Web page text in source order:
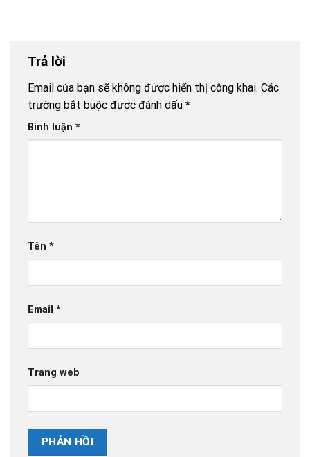
Trả lời
Email của bạn sẽ không được hiển thị công khai. Các
trường bắt buộc được đánh dấu *
Bình luận *
Tên *
Email *
Trang web